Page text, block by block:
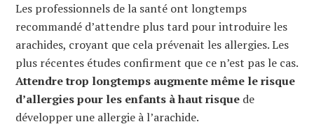
Les professionnels de la santé ont longtemps
recommandé d’attendre plus tard pour introduire les
arachides, croyant que cela prévenait les allergies. Les
plus récentes études confirment que ce n’est pas le cas.
Attendre trop longtemps augmente même le risque
d’allergies pour les enfants à haut risque de
développer une allergie à l’arachide.